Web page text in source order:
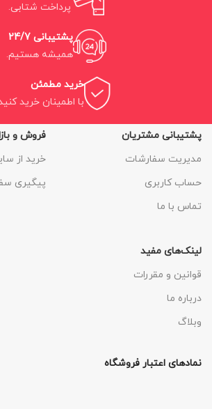
پرداخت شتابی.
پشتیبانی 24/7
همیشه هستیم.
خرید مطمئن
با اطمینان خرید
پشتیبانی مشتریان
مدیریت سفارشات
حساب کاربری
تماس با ما
فروش و
خرید از
پیگیری
لینک‌های مفید
قوانین و مقررات
درباره ما
وبلاگ
نمادهای اعتبار فروشگاه